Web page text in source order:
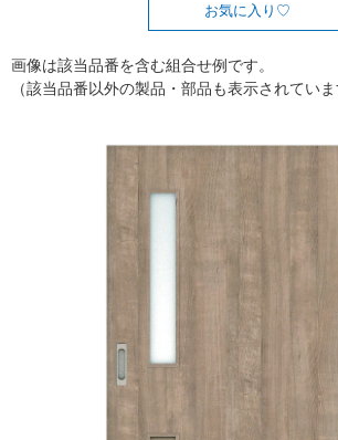
お気に入り
画像は該当品番を含む組合せ例です。
（該当品番以外の製品・部品も表示されていま